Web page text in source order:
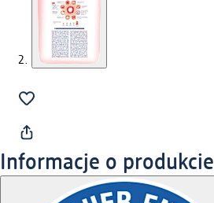
Informacje o produkcie